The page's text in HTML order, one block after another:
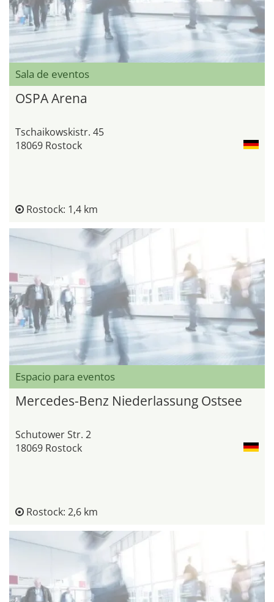
Sala de eventos
OSPA Arena
Tschaikowskistr. 45
18069 Rostock
Rostock: 1,4 km
Espacio para eventos
Mercedes-Benz Niederlassung Ostsee
Schutower Str. 2
18069 Rostock
Rostock: 2,6 km